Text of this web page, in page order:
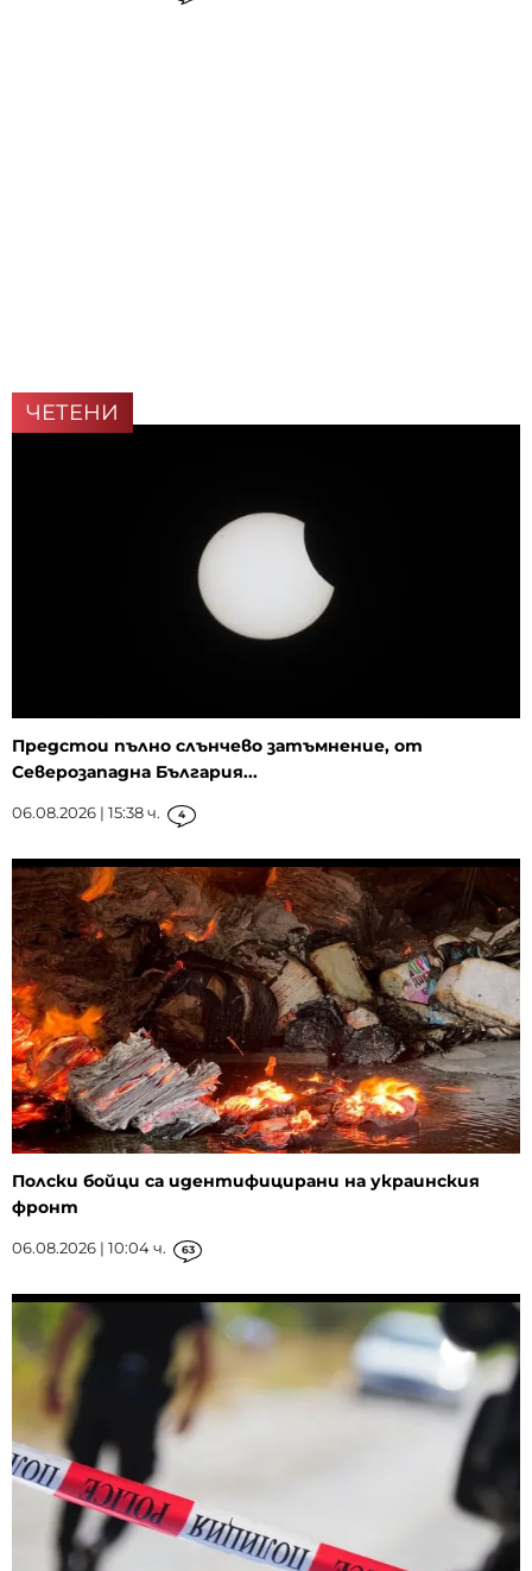
ЧЕТЕНИ
Предстои пълно слънчево затъмнение, от
Северозападна България...
06.08.2026 | 15:38 ч. 4
Полски бойци са идентифицирани на украинския
фронт
06.08.2026 | 10:04 ч. 63